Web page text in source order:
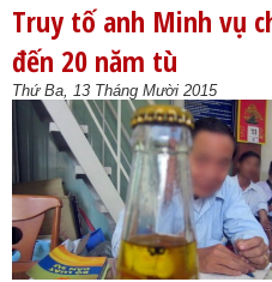
Truy tố anh Minh vụ
đến 20 năm tù
Thứ Ba, 13 Tháng Mười 2015